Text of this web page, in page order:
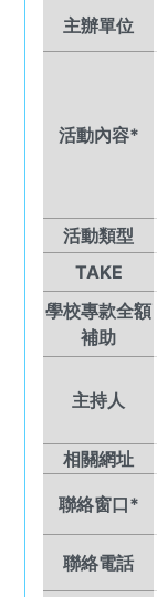
主辦單位
活動內容*
活動類型
TAKE
學校專款全額
補助
主持人
相關網址
聯絡窗口*
聯絡電話